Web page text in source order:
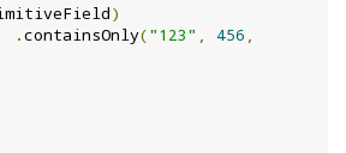
)
.containsOnly("123" , 456 ,